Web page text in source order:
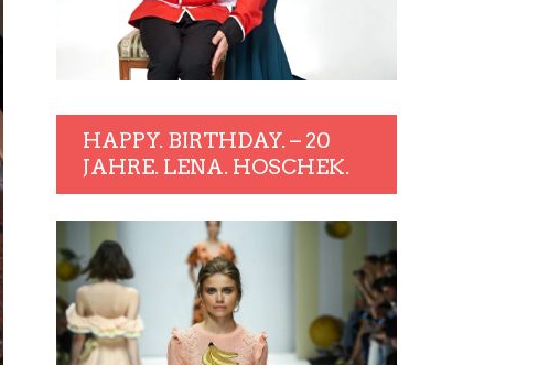
HAPPY. BIRTHDAY. – 20
JAHRE. LENA. HOSCHEK.